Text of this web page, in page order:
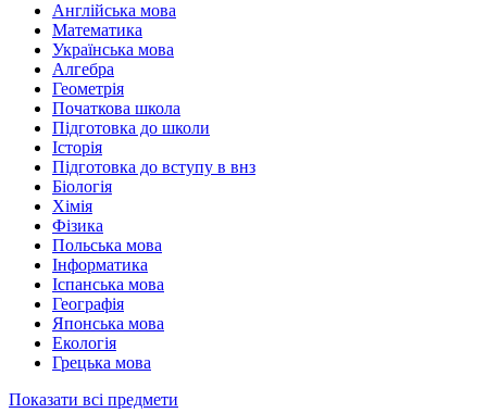
Англійська мова
Математика
Українська мова
Алгебра
Геометрія
Початкова школа
Підготовка до школи
Історія
Підготовка до вступу в внз
Біологія
Хімія
Фізика
Польська мова
Інформатика
Іспанська мова
Географія
Японська мова
Екологія
Грецька мова
Показати всі предмети